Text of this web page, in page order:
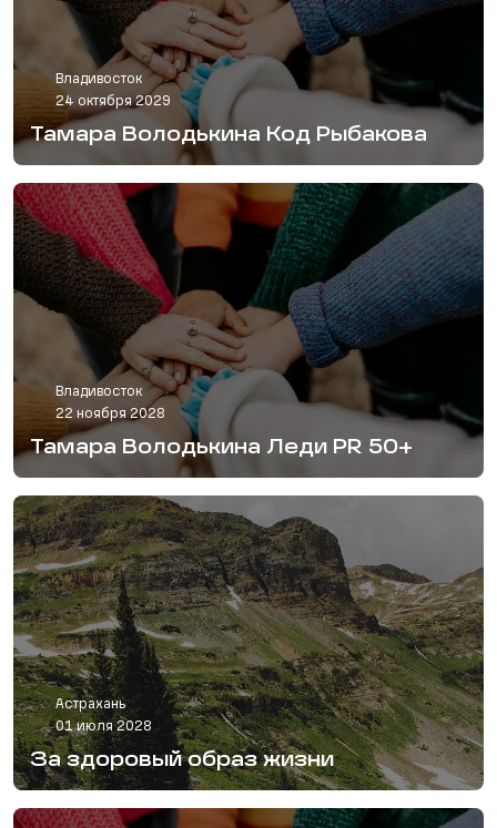
Владивосток
24 октября 2029
Тамара Володькина Код Рыбакова
Владивосток
22 ноября 2028
Тамара Володькина Леди PR 50+
Астрахань
01 июля 2028
За здоровый образ жизни